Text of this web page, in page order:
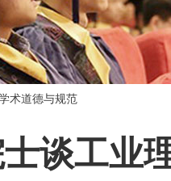
术道德与规范
谈工业